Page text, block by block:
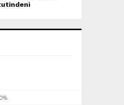
0%